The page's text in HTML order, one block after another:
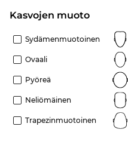
Kasvojen muoto
Sydämenmuotoinen
Ovaali
Pyöreä
Neliömäinen
Trapezinmuotoinen